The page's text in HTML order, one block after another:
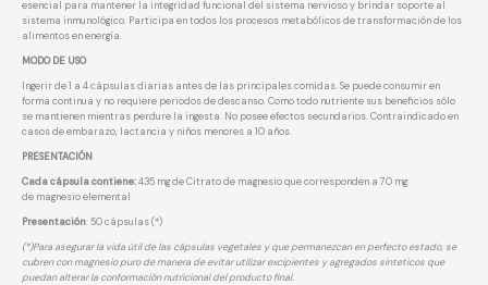
esencial para mantener la integridad funcional del sistema nervioso y brindar soporte al
sistema inmunológico. Participa en todos los procesos metabólicos de transformación de los
alimentos en energía.
MODO DE USO
Ingerir de 1 a 4 cápsulas diarias antes de las principales comidas. Se puede consumir en
forma continua y no requiere periodos de descanso. Como todo nutriente sus beneficios sólo
se mantienen mientras perdure la ingesta. No posee efectos secundarios. Contraindicado en
casos de embarazo, lactancia y niños menores a 10 años.
PRESENTACIÓN
Cada cápsula contiene:435 mg de Citrato de magnesio que corresponden a 70 mg
de magnesio elemental
Presentación: 50 cápsulas (*)
(*)Para asegurar la vida útil de las cápsulas vegetales y que permanezcan en perfecto estado, se
cubren con magnesio puro de manera de evitar utilizar excipientes y agregados sinteticos que
puedan alterar la conformación nutricional del producto final.